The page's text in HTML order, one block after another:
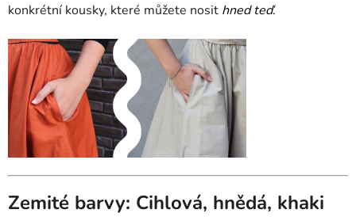
konkrétní kousky, které můžete nosit hned teď.
Zemité barvy: Cihlová, hnědá, khaki